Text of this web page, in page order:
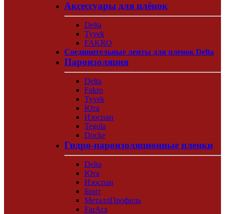
Аксессуары для плёнок
Delta
Tyvek
FAKRO
Соединительные ленты для пленок Delta
Пароизоляция
Delta
Fakro
Tyvek
Юта
Изоспан
Tegola
Docke
Гидро-пароизоляционные пленки
Delta
Юта
Изоспан
Брит
МеталлПрофиль
FarAcs